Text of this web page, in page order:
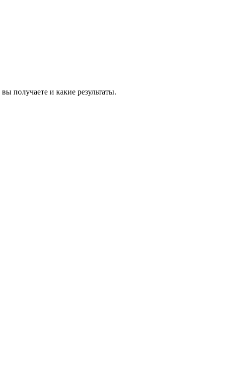
получаете и какие результаты.